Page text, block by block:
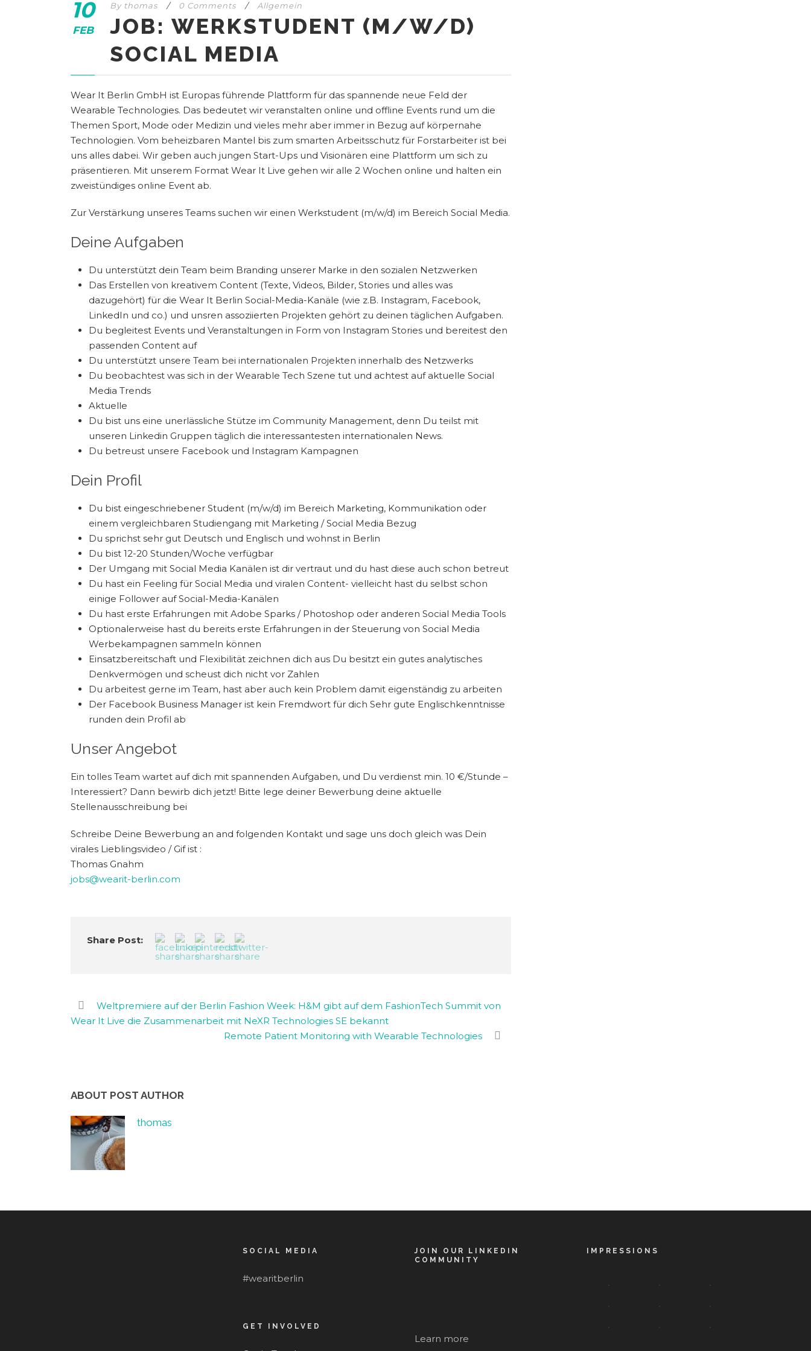
10
FEB
By thomas / 0 Comments / Allgemein
JOB: WERKSTUDENT (M/W/D)
SOCIAL MEDIA
Wear It Berlin GmbH ist Europas führende Plattform für das spannende neue Feld der
Wearable Technologies. Das bedeutet wir veranstalten online und offline Events rund um die
Themen Sport, Mode oder Medizin und vieles mehr aber immer in Bezug auf körpernahe
Technologien. Vom beheizbaren Mantel bis zum smarten Arbeitsschutz für Forstarbeiter ist bei
uns alles dabei. Wir geben auch jungen Start-Ups und Visionären eine Plattform um sich zu
präsentieren. Mit unserem Format Wear It Live gehen wir alle 2 Wochen online und halten ein
zweistündiges online Event ab.
Zur Verstärkung unseres Teams suchen wir einen Werkstudent (m/w/d) im Bereich Social Media.
Deine Aufgaben
Du unterstützt dein Team beim Branding unserer Marke in den sozialen Netzwerken
Das Erstellen von kreativem Content (Texte, Videos, Bilder, Stories und alles was
dazugehört) für die Wear It Berlin Social-Media-Kanäle (wie z.B. Instagram, Facebook,
LinkedIn und co.) und unsren assoziierten Projekten gehört zu deinen täglichen Aufgaben.
Du begleitest Events und Veranstaltungen in Form von Instagram Stories und bereitest den
passenden Content auf
Du unterstützt unsere Team bei internationalen Projekten innerhalb des Netzwerks
Du beobachtest was sich in der Wearable Tech Szene tut und achtest auf aktuelle Social
Media Trends
Aktuelle
Du bist uns eine unerlässliche Stütze im Community Management, denn Du teilst mit
unseren Linkedin Gruppen täglich die interessantesten internationalen News.
Du betreust unsere Facebook und Instagram Kampagnen
Dein Profil
Du bist eingeschriebener Student (m/w/d) im Bereich Marketing, Kommunikation oder
einem vergleichbaren Studiengang mit Marketing / Social Media Bezug
Du sprichst sehr gut Deutsch und Englisch und wohnst in Berlin
Du bist 12-20 Stunden/Woche verfügbar
Der Umgang mit Social Media Kanälen ist dir vertraut und du hast diese auch schon betreut
Du hast ein Feeling für Social Media und viralen Content- vielleicht hast du selbst schon
einige Follower auf Social-Media-Kanälen
Du hast erste Erfahrungen mit Adobe Sparks / Photoshop oder anderen Social Media Tools
Optionalerweise hast du bereits erste Erfahrungen in der Steuerung von Social Media
Werbekampagnen sammeln können
Einsatzbereitschaft und Flexibilität zeichnen dich aus Du besitzt ein gutes analytisches
Denkvermögen und scheust dich nicht vor Zahlen
Du arbeitest gerne im Team, hast aber auch kein Problem damit eigenständig zu arbeiten
Der Facebook Business Manager ist kein Fremdwort für dich Sehr gute Englischkenntnisse
runden dein Profil ab
Unser Angebot
Ein tolles Team wartet auf dich mit spannenden Aufgaben, und Du verdienst min. 10 €/Stunde –
Interessiert? Dann bewirb dich jetzt! Bitte lege deiner Bewerbung deine aktuelle
Stellenausschreibung bei
Schreibe Deine Bewerbung an and folgenden Kontakt und sage uns doch gleich was Dein
virales Lieblingsvideo / Gif ist :
Thomas Gnahm
jobs@wearit-berlin.com
Share Post:
Weltpremiere auf der Berlin Fashion Week: H&M gibt auf dem FashionTech Summit von
Wear It Live die Zusammenarbeit mit NeXR Technologies SE bekannt
Remote Patient Monitoring with Wearable Technologies
ABOUT POST AUTHOR
thomas
SOCIAL MEDIA
#wearitberlin
GET INVOLVED
JOIN OUR LINKEDIN
COMMUNITY
Learn more
IMPRESSIONS